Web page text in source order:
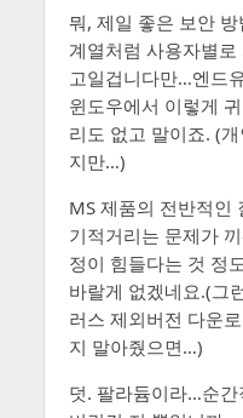
뭐, 제일 좋은 보안
계열처럼 사용자별
고일겁니다만…엔드
윈도우에서 이렇게
리도 없고 말이죠. (
지만…)
MS 제품의 전반적인
기적거리는 문제가
정이 힘들다는 것 정
바랄게 없겠네요.(그
러스 제외버전 다운
지 말아줬으면…)
덧. 팔라듐이라…순